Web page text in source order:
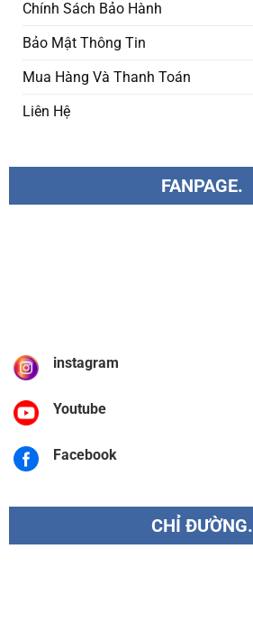
Chính Sách Bảo Hành
Bảo Mật Thông Tin
Mua Hàng Và Thanh Toán
Liên Hệ
FANPAGE.
instagram
Youtube
Facebook
CHỈ ĐƯỜNG.